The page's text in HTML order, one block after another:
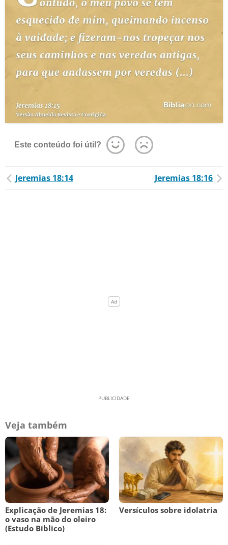
Este conteúdo foi útil?
Jeremias 18:14 Jeremias 18:16
Veja também
Explicação de Jeremias 18:
o vaso na mão do oleiro
(Estudo Bíblico)
Versículos sobre idolatria